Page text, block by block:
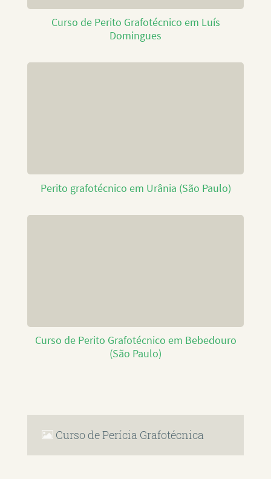
Curso de Perito Grafotécnico em Luís
Domingues
Perito grafotécnico em Urânia (São Paulo)
Curso de Perito Grafotécnico em Bebedouro
(São Paulo)
Curso de Perícia Grafotécnica